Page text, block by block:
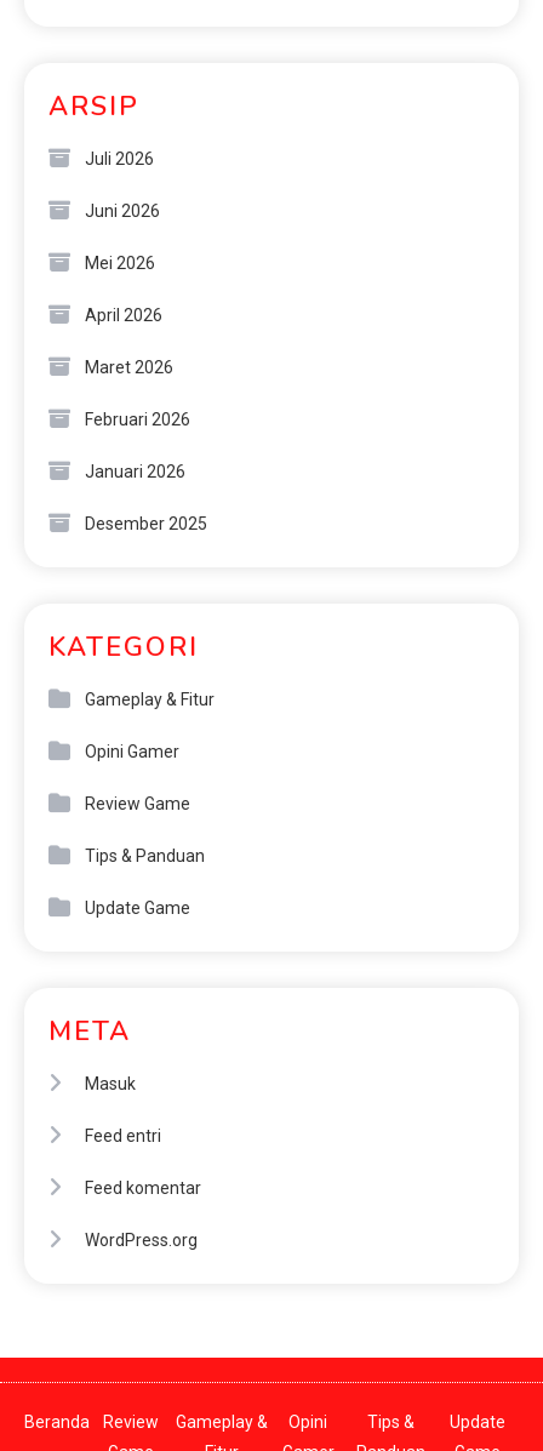
ARSIP
Juli 2026
Juni 2026
Mei 2026
April 2026
Maret 2026
Februari 2026
Januari 2026
Desember 2025
KATEGORI
Gameplay & Fitur
Opini Gamer
Review Game
Tips & Panduan
Update Game
META
Masuk
Feed entri
Feed komentar
WordPress.org
Beranda
Review
Gameplay &
Opini
Tips &
Update